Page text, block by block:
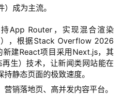
成为主流。
持App Router，实现混合渲染
），根据Stack Overflow 2026
新建React项目采用Next.js，其
生）技术，让新闻类网站能在
静态页面的极致速度。
营销落地页、高并发内容平台。